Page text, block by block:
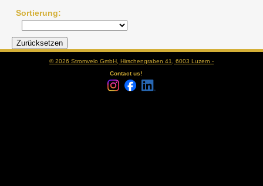
Sortierung
© 2026 Stromvelo GmbH, Hirschengraben 41, 6003 Luzern -
Contact us!